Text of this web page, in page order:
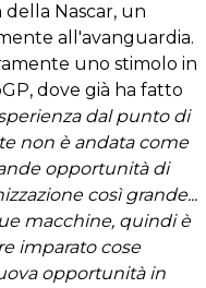
Nascar, un
all'avanguardia.
uno stimolo in
dove già ha fatto
dal punto di
non è andata come
opportunità di
così grande...
macchine, quindi è
imparato cose
opportunità in